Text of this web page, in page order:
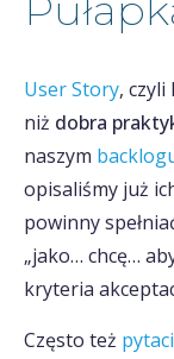
User Story,
niż dobra
naszym
opisaliśmy już
powinny
„jako… chcę…
kryteria
Często też